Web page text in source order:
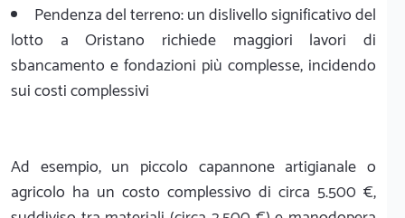
Pendenza del terreno: un dislivello significativo del
lotto a Oristano richiede maggiori lavori di
sbancamento e fondazioni più complesse, incidendo
sui costi complessivi
Ad esempio, un piccolo capannone artigianale o
agricolo ha un costo complessivo di circa 5.500 €,